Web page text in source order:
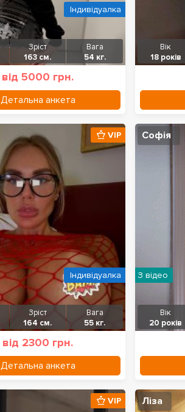
Зріст
163 см.
Вага
54 кг.
від 5000 грн.
Детальна анкета
Індивідуалка
Вік
18 років
Зріст
164 см.
Вага
55 кг.
від 2300 грн.
Детальна анкета
VIP
Індивідуалка
Софія
Вік
20 років
З відео
VIP Ліза